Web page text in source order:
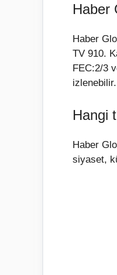
Haber
Haber
TV 910.
FEC:2/3
izlenebilir.
Hangi
Haber
siyaset,